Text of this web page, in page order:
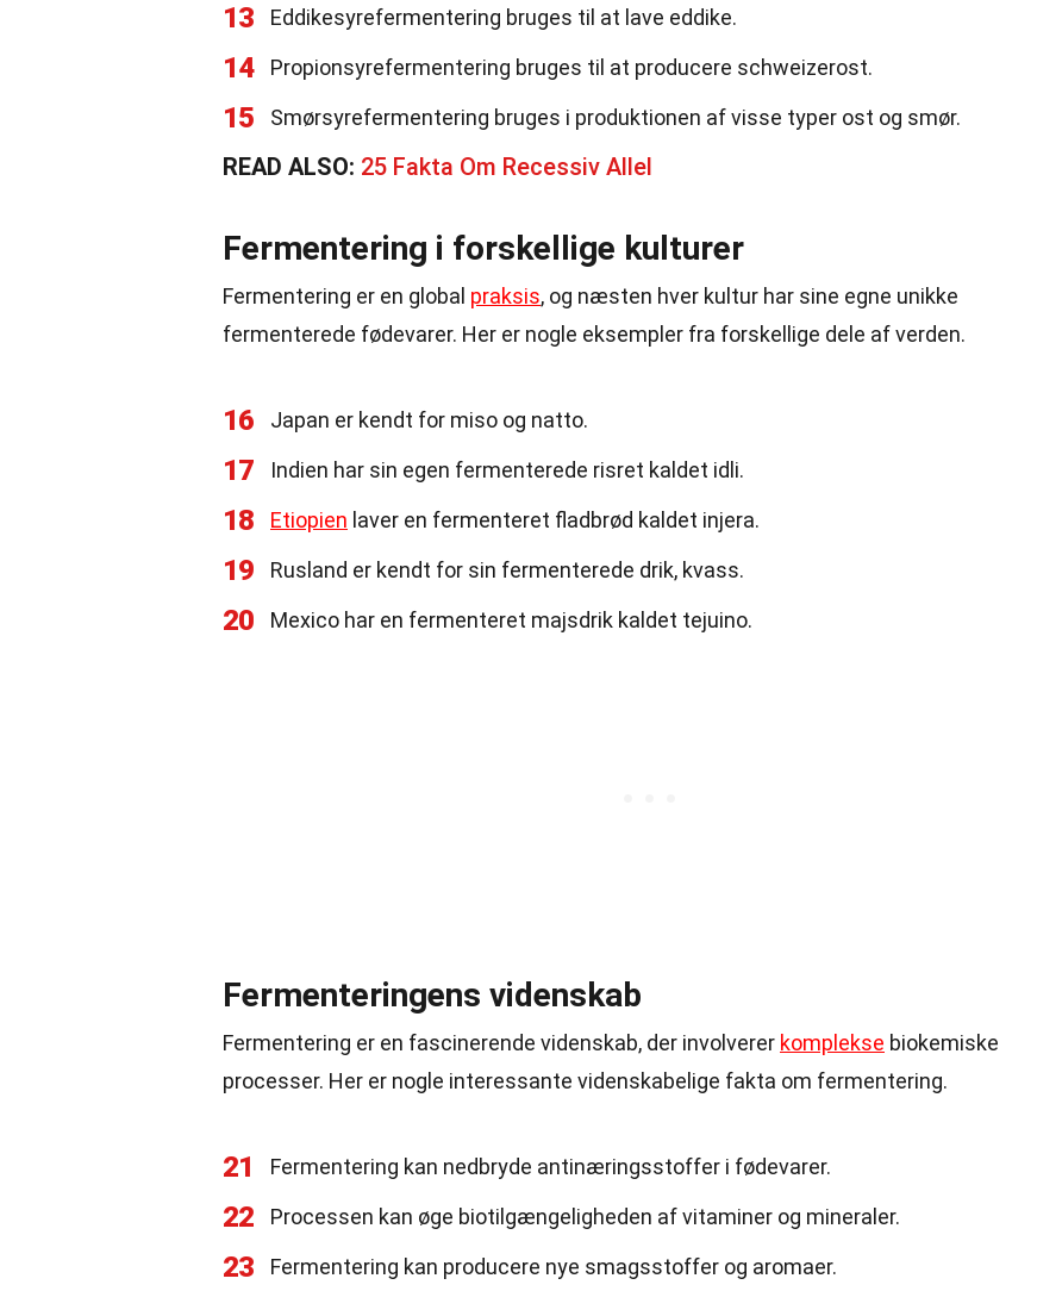
13 Eddikesyrefermentering bruges til at lave eddike.
14 Propionsyrefermentering bruges til at producere schweizerost.
15 Smørsyrefermentering bruges i produktionen af visse typer ost og smør.
READ ALSO: 25 Fakta Om Recessiv Allel
Fermentering i forskellige kulturer
Fermentering er en global praksis, og næsten hver kultur har sine egne unikke
fermenterede fødevarer. Her er nogle eksempler fra forskellige dele af verden.
16 Japan er kendt for miso og natto.
17 Indien har sin egen fermenterede risret kaldet idli.
18 Etiopien laver en fermenteret fladbrød kaldet injera.
19 Rusland er kendt for sin fermenterede drik, kvass.
20 Mexico har en fermenteret majsdrik kaldet tejuino.
Fermenteringens videnskab
Fermentering er en fascinerende videnskab, der involverer komplekse biokemiske
processer. Her er nogle interessante videnskabelige fakta om fermentering.
21 Fermentering kan nedbryde antinæringsstoffer i fødevarer.
22 Processen kan øge biotilgængeligheden af vitaminer og mineraler.
23 Fermentering kan producere nye smagsstoffer og aromaer.